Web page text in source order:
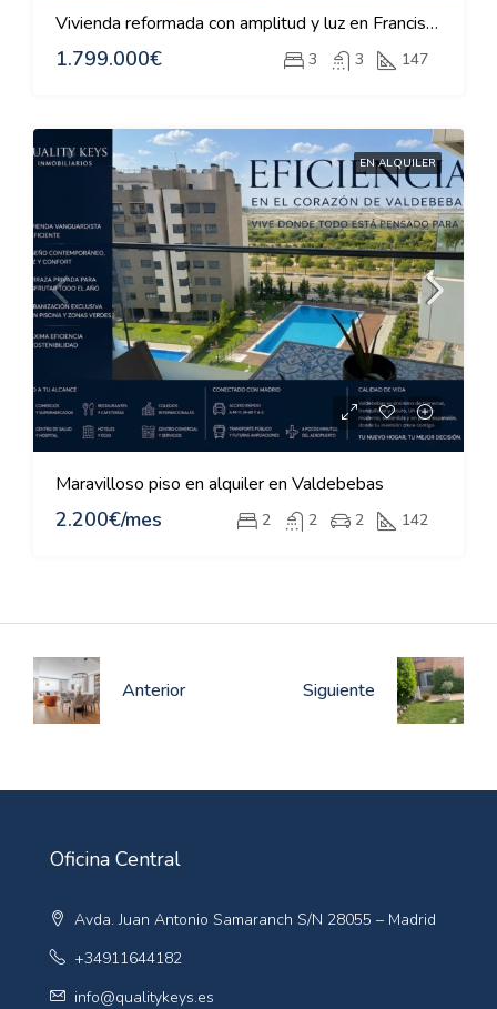
Vivienda reformada con amplitud y luz en Francisco Silvela
1.799.000€ 3 3 147
EN ALQUILER
Maravilloso piso en alquiler en Valdebebas
2.200€/mes 2 2 2 142
Anterior Siguiente
Oficina Central
Avda. Juan Antonio Samaranch S/N 28055 – Madrid
+34911644182
info@qualitykeys.es